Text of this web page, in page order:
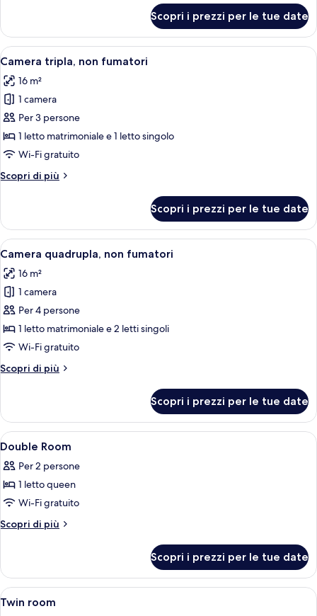
fumatori
con
letti
non
fumatori
Scopri i prezzi per le tue date
Apri
tutte
le
foto
per
Camera
tripla,
fumatori
Camera d'albergo con due letti, una
10
Camera tripla, non fumatori
16 m²
1 camera
Per 3 persone
1 letto matrimoniale e 1 letto singolo
Wi-Fi gratuito
Scopri di più
Altri
tripla,
non
fumatori
Scopri i prezzi per le tue date
Apri
tutte
le
foto
per
Camera
quadrupla,
fumatori
Una camera d'albergo con tre letti,
9
Camera quadrupla, non fumatori
16 m²
1 camera
Per 4 persone
1 letto matrimoniale e 2 letti singoli
Wi-Fi gratuito
Scopri di più
Altri
quadrupla,
non
fumatori
Scopri i prezzi per le tue date
Apri
tutte
le
foto
per
Double
Una scrivania, insonorizzazione, Wi-
3
Double Room
Per 2 persone
1 letto queen
Wi-Fi gratuito
Scopri di più
Altri
Room
Scopri i prezzi per le tue date
Apri
tutte
Una scrivania, insonorizzazione, Wi-
3
Twin room